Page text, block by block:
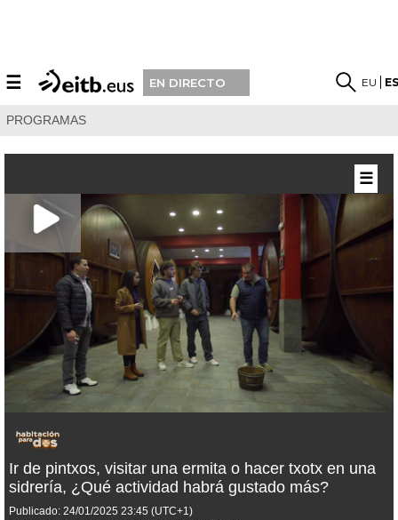
☰ EN DIRECTO EU
PROGRAMAS
Ir de pintxos, visitar una ermita o hacer txotx en una
sidrería, ¿Qué actividad habrá gustado más?
Publicado: 24/01/2025 23:45 (UTC+1)
☰